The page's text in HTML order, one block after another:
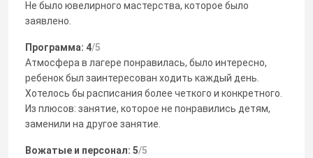
Не было ювелирного мастерства, которое было
заявлено.
Программа: 4/5
Атмосфера в лагере понравилась, было интересно,
ребенок был заинтересован ходить каждый день.
Хотелось бы расписания более четкого и конкретного.
Из плюсов: занятие, которое не понравились детям,
заменили на другое занятие.
Вожатые и персонал: 5/5